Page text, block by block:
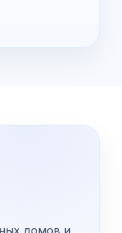
домов и